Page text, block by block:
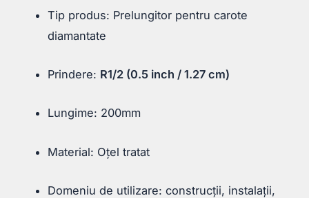
Tip produs: Prelungitor pentru carote
diamantate
Prindere: R1/2 (0.5 inch / 1.27 cm)
Lungime: 200mm
Material: Oțel tratat
Domeniu de utilizare: construcții, instalații,